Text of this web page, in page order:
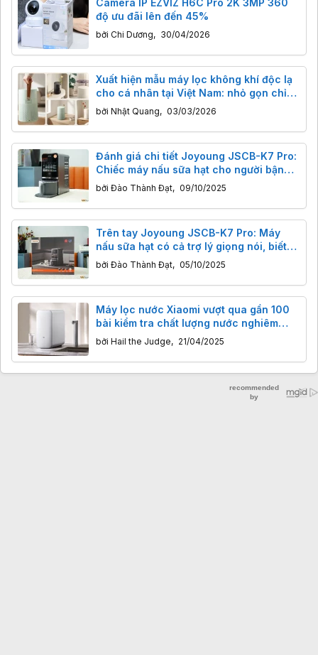
độ ưu đãi lên đến 45%
bởi Chi Dương, 30/04/2026
Xuất hiện mẫu máy lọc không khí độc lạ
cho cá nhân tại Việt Nam: nhỏ gọn chỉ
ngang chiếc đèn ngủ, có cả phụ kiện
khay cắm hoa, quai xách bằng da
bởi Nhật Quang, 03/03/2026
Đánh giá chi tiết Joyoung JSCB-K7 Pro:
Chiếc máy nấu sữa hạt cho người bận
rộn, yêu sức khỏe và... ghét dọn dẹp
bởi Đào Thành Đạt, 09/10/2025
Trên tay Joyoung JSCB-K7 Pro: Máy
nấu sữa hạt có cả trợ lý giọng nói, biết
làm sạch tự động, làm được cả tàu hũ
bởi Đào Thành Đạt, 05/10/2025
Máy lọc nước Xiaomi vượt qua gần 100
bài kiểm tra chất lượng nước nghiêm
ngặt
bởi Hail the Judge, 21/04/2025